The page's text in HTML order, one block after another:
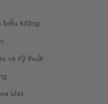
biểu tượng
và Kỹ thuật
Lilas